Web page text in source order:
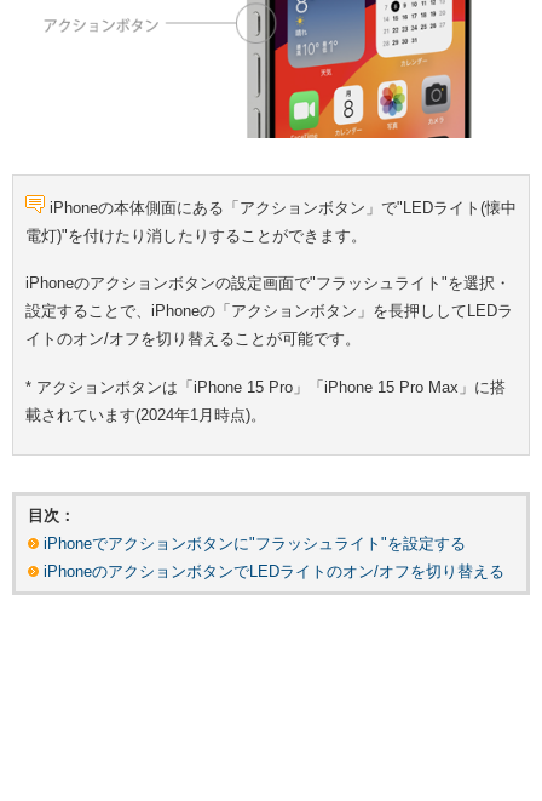
iPhoneの本体側面にある「アクションボタン」で"LEDライト(懐中
電灯)"を付けたり消したりすることができます。
iPhoneのアクションボタンの設定画面で"フラッシュライト"を選択・
設定することで、iPhoneの「アクションボタン」を長押ししてLEDラ
イトのオン/オフを切り替えることが可能です。
* アクションボタンは「iPhone 15 Pro」「iPhone 15 Pro Max」に搭
載されています(2024年1月時点)。
目次：
iPhoneでアクションボタンに"フラッシュライト"を設定する
iPhoneのアクションボタンでLEDライトのオン/オフを切り替える